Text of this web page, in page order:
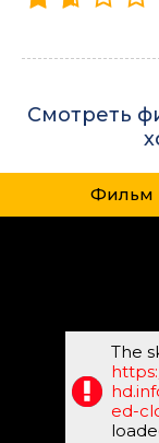
Смотреть
Фильм
The
ed-